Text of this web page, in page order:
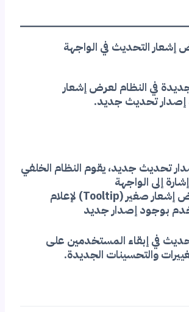
التحديث في الواجهة
في النظام لعرض إشعار
تحديث جديد، يقوم النظام الخلفي
إلى الواجهة
يتم عرض إشعار صغير (Tooltip) لإعلام
بوجود إصدار جديد
في إبقاء المستخدمين على
والتحسينات الجديدة.